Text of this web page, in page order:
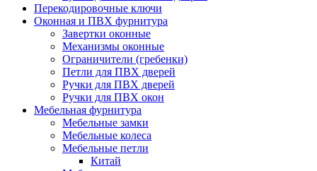
Перекодировочные ключи
Оконная и ПВХ фурнитура
Завертки оконные
Механизмы оконные
Ограничители (гребенки)
Петли для ПВХ дверей
Ручки для ПВХ дверей
Ручки для ПВХ окон
Мебельная фурнитура
Мебельные замки
Мебельные колеса
Мебельные петли
Китай